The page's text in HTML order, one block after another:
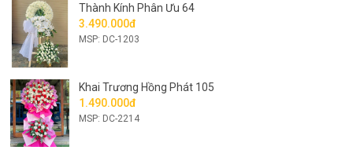
Thành Kính Phân Ưu 64
3.490.000đ
MSP: DC-1203
Khai Trương Hồng Phát 105
1.490.000đ
MSP: DC-2214